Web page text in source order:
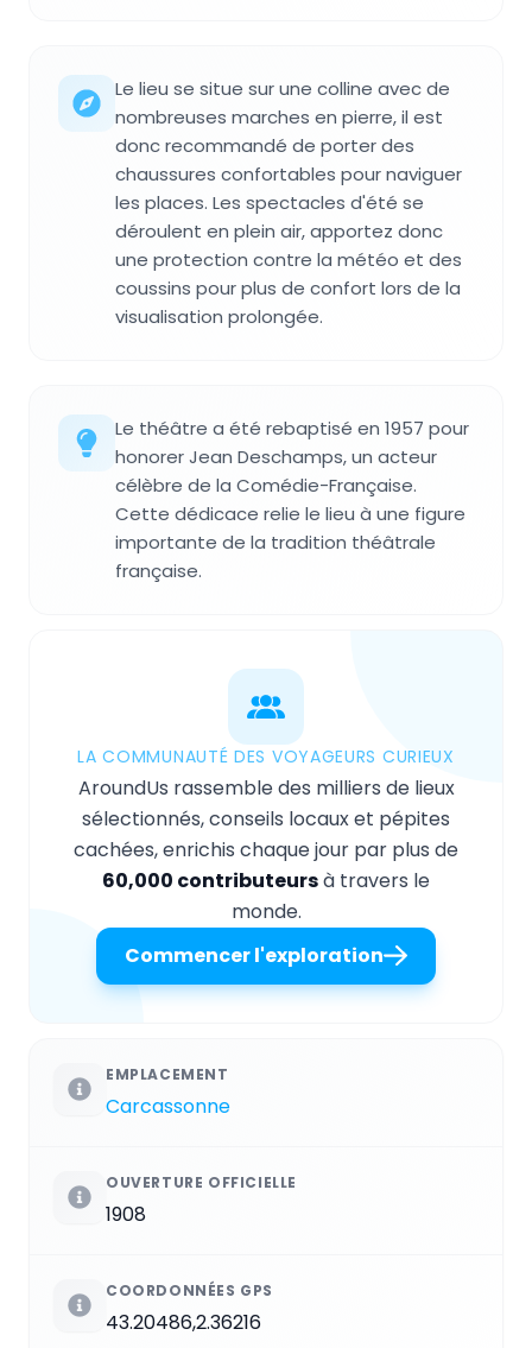
Le lieu se situe sur une colline avec de
nombreuses marches en pierre, il est
donc recommandé de porter des
chaussures confortables pour naviguer
les places. Les spectacles d'été se
déroulent en plein air, apportez donc
une protection contre la météo et des
coussins pour plus de confort lors de la
visualisation prolongée.
Le théâtre a été rebaptisé en 1957 pour
honorer Jean Deschamps, un acteur
célèbre de la Comédie-Française.
Cette dédicace relie le lieu à une figure
importante de la tradition théâtrale
française.
LA COMMUNAUTÉ DES VOYAGEURS CURIEUX
AroundUs rassemble des milliers de lieux
sélectionnés, conseils locaux et pépites
cachées, enrichis chaque jour par plus de
60,000 contributeursà travers le
monde.
Commencer l'exploration
EMPLACEMENT
Carcassonne
OUVERTURE OFFICIELLE
1908
COORDONNÉES GPS
43.20486,2.36216